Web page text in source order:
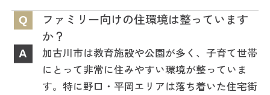
Q
ファミリー向けの住環境は整っています
か？
A
加古川市は教育施設や公園が多く、子育て世帯
にとって非常に住みやすい環境が整っていま
す。特に野口・平岡エリアは落ち着いた住宅街